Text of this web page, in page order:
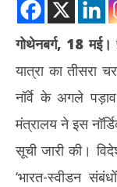
गोथेनबर्ग, 18 मई।
यात्रा का तीसरा
नॉर्वे के अगले
मंत्रालय ने इस
सूची जारी की।
‘भारत-स्वीडन